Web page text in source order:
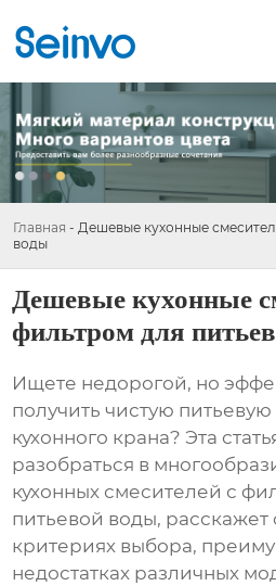
Главная - Дешевые кухонные
воды
Дешевые кухонные
фильтром для
Ищете недорогой, но
получить чистую
кухонного крана? Эта
разобраться в
кухонных смесителей с
питьевой воды,
критериях выбора,
недостатках различных